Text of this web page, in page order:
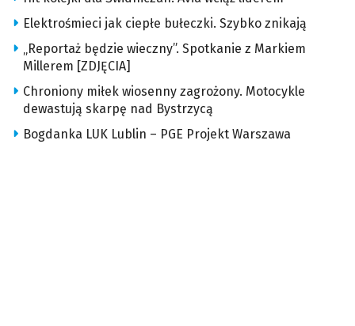
Elektrośmieci jak ciepłe bułeczki. Szybko znikają
„Reportaż będzie wieczny”. Spotkanie z Markiem
Millerem [ZDJĘCIA]
Chroniony miłek wiosenny zagrożony. Motocykle
dewastują skarpę nad Bystrzycą
Bogdanka LUK Lublin – PGE Projekt Warszawa